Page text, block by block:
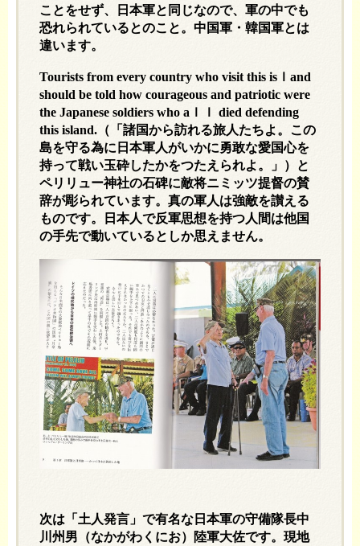
ことをせず、日本軍と同じなので、軍の中でも
恐れられているとのこと。中国軍・韓国軍とは
違います。
Tourists from every country who visit this isｌ and
should be told how courageous and patriotic were
the Japanese soldiers who a ｌｌ died defending
this island.（「諸国から訪れる旅人たちよ。この
島を守る為に日本軍人がいかに勇敢な愛国心を
持って戦い玉砕したかをつたえられよ。」）と
ペリリュー神社の石碑に敵将ニミッツ提督の賛
辞が彫られています。真の軍人は強敵を讃える
ものです。日本人で反軍思想を持つ人間は他国
の手先で動いているとしか思えません。
次は「土人発言」で有名な日本軍の守備隊長中
川州男（なかがわくにお）陸軍大佐です。現地